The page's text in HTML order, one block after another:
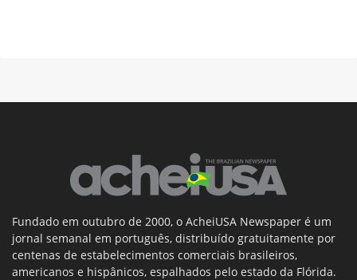
Fundado em outubro de 2000, o AcheiUSA Newspaper é um
jornal semanal em português, distribuído gratuitamente por
centenas de estabelecimentos comerciais brasileiros,
americanos e hispânicos, espalhados pelo estado da Flórida.